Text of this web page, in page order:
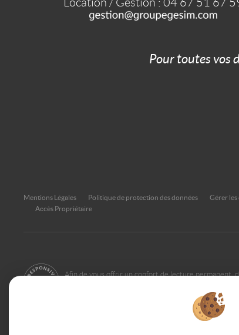
Pour toutes vos
Mentions Légales Politique de protection des données Gérer les
Accès Propriétaire
Afin de vous offrir un confort de lecture permanent,